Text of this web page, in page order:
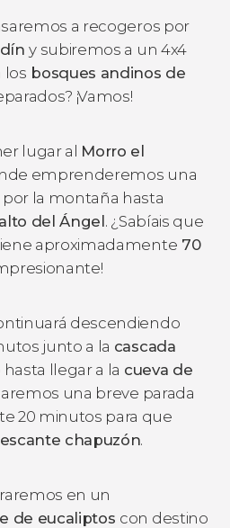
a recogeros por
y subiremos a un 4x4
los bosques andinos de
¡Vamos!
lugar al Morro el
emprenderemos una
por la montaña hasta
del Ángel. ¿Sabíais que
aproximadamente 70
descendiendo
junto a la cascada
hasta llegar a la cueva de
una breve parada
20 minutos para que
chapuzón.
en un
de eucaliptos con destino